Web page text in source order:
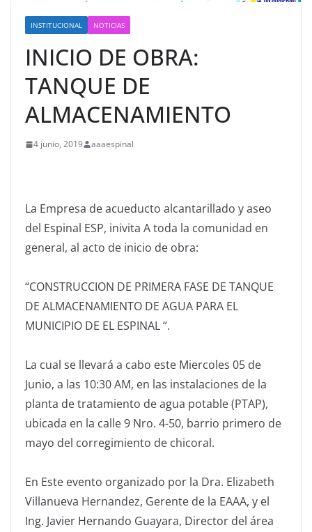
INSTITUCIONAL NOTICIAS
INICIO DE OBRA:
TANQUE DE
ALMACENAMIENTO
4 junio, 2019 aaaespinal
La Empresa de acueducto alcantarillado y aseo
del Espinal ESP, inivita A toda la comunidad en
general, al acto de inicio de obra:
“CONSTRUCCION DE PRIMERA FASE DE TANQUE
DE ALMACENAMIENTO DE AGUA PARA EL
MUNICIPIO DE EL ESPINAL “.
La cual se llevará a cabo este Miercoles 05 de
Junio, a las 10:30 AM, en las instalaciones de la
planta de tratamiento de agua potable (PTAP),
ubicada en la calle 9 Nro. 4-50, barrio primero de
mayo del corregimiento de chicoral.
En Este evento organizado por la Dra. Elizabeth
Villanueva Hernandez, Gerente de la EAAA, y el
Ing. Javier Hernando Guayara, Director del área